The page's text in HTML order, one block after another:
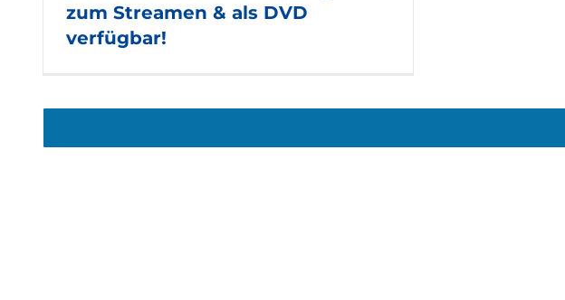
zum Streamen & als DVD
verfügbar!